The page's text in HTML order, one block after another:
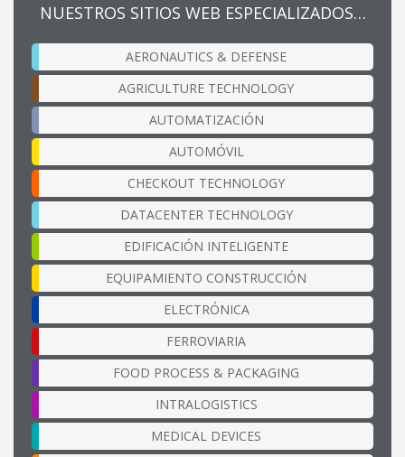
NUESTROS SITIOS WEB ESPECIALIZADOS…
AERONAUTICS & DEFENSE
AGRICULTURE TECHNOLOGY
AUTOMATIZACIÓN
AUTOMÓVIL
CHECKOUT TECHNOLOGY
DATACENTER TECHNOLOGY
EDIFICACIÓN INTELIGENTE
EQUIPAMIENTO CONSTRUCCIÓN
ELECTRÓNICA
FERROVIARIA
FOOD PROCESS & PACKAGING
INTRALOGISTICS
MEDICAL DEVICES